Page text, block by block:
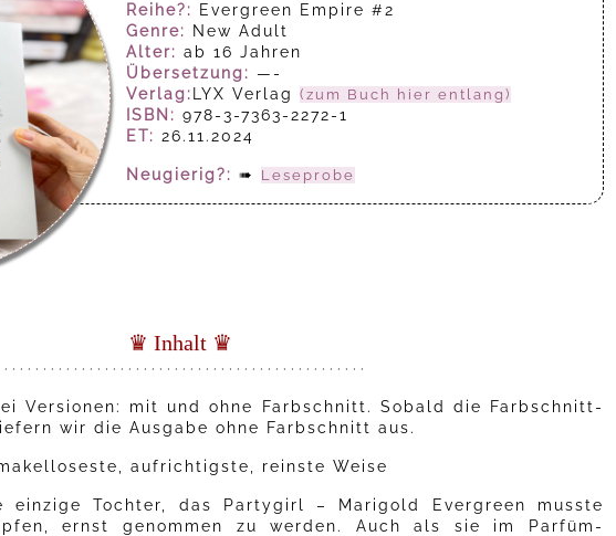
Reihe?:
Evergreen Empire #2
Genre:
New Adult
Alter: ab 16 Jahren
Übersetzung: —-
Verlag:
LYX Verlag (zum Buch hier entlang)
ISBN: 978-3-7363-2272-1
ET: 26.11.2024
Neugierig?: ➠ Leseprobe
♛ Inhalt ♛
· · · · · · · · · · · · · · · · · · · · · · · · · · · · · · · · · · · · · · · · · · · · · · ·
Versionen: mit und ohne Farbschnitt. Sobald die Farbschnitt-
wir die Ausgabe ohne Farbschnitt aus.
aufrichtigste, reinste Weise
einzige Tochter, das Partygirl – Marigold Evergreen musste
ernst genommen zu werden. Auch als sie im Parfüm-